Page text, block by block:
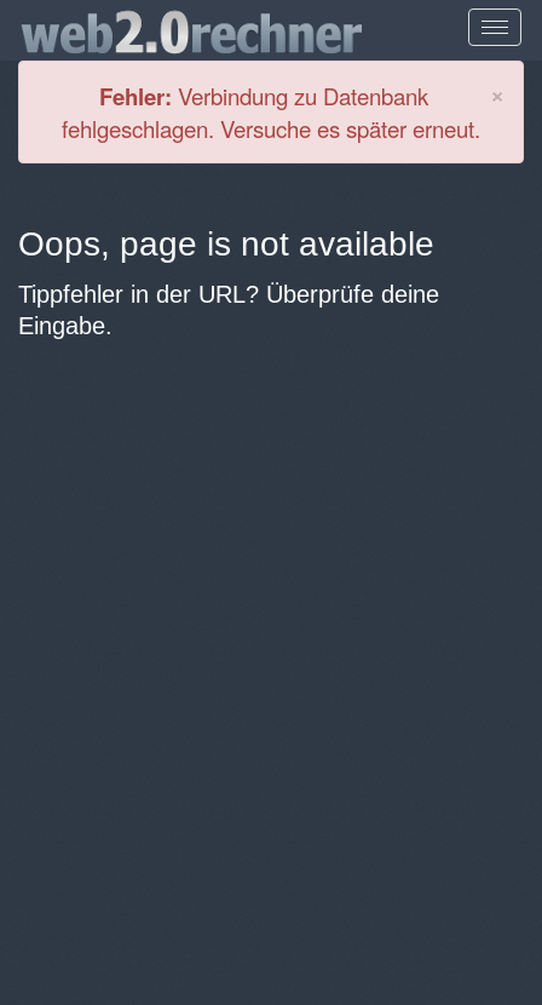
×
Fehler: Verbindung zu Datenbank
fehlgeschlagen. Versuche es später erneut.
Oops, page is not available
Tippfehler in der URL? Überprüfe deine
Eingabe.